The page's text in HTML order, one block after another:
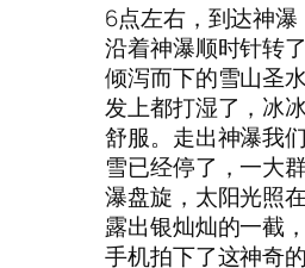
6点左右，到达神
沿着神瀑顺时针转
倾泻而下的雪山圣
发上都打湿了，冰
舒服。走出神瀑我
雪已经停了，一大
瀑盘旋，太阳光照
露出银灿灿的一截
手机拍下了这神奇的